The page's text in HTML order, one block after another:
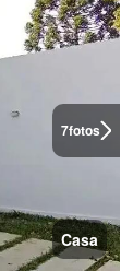
7fotos
Casa